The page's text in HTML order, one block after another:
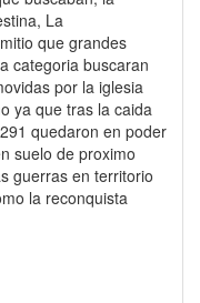
La
que grandes
categoria buscaran
por la iglesia
ya que tras la caida
suelo de proximo
guerras en territorio
la reconquista